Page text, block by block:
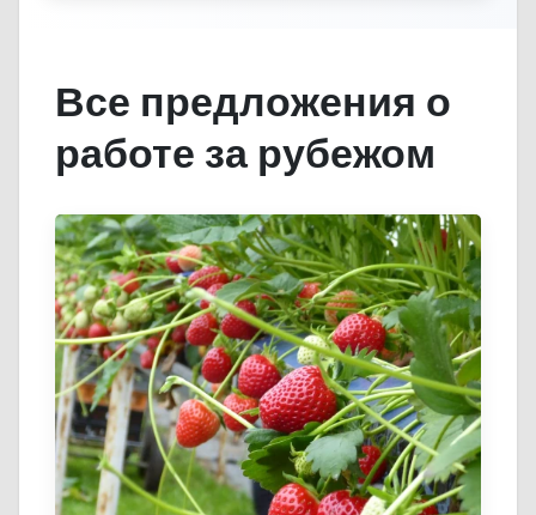
Все предложения о
работе за рубежом